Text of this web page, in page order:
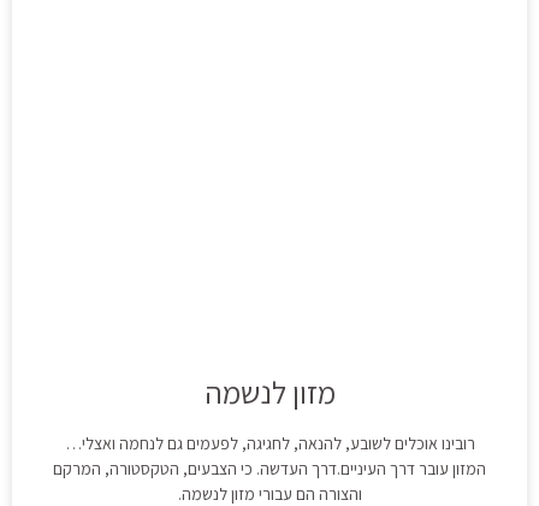
מזון לנשמה
רובינו אוכלים לשובע, להנאה, לחגיגה, לפעמים גם לנחמה ואצלי…
המזון עובר דרך העיניים.דרך העדשה. כי הצבעים, הטקסטורה, המרקם
והצורה הם עבורי מזון לנשמה.